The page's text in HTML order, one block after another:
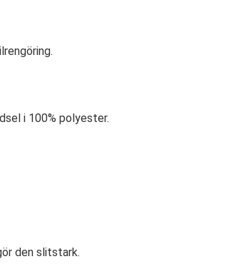
i 100% polyester.
den slitstark.